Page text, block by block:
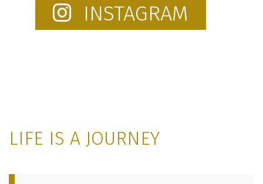
INSTAGRAM
LIFE IS A JOURNEY